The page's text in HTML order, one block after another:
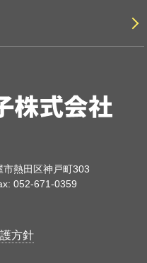
市熱田区神戸町303
052-671-0359
方針